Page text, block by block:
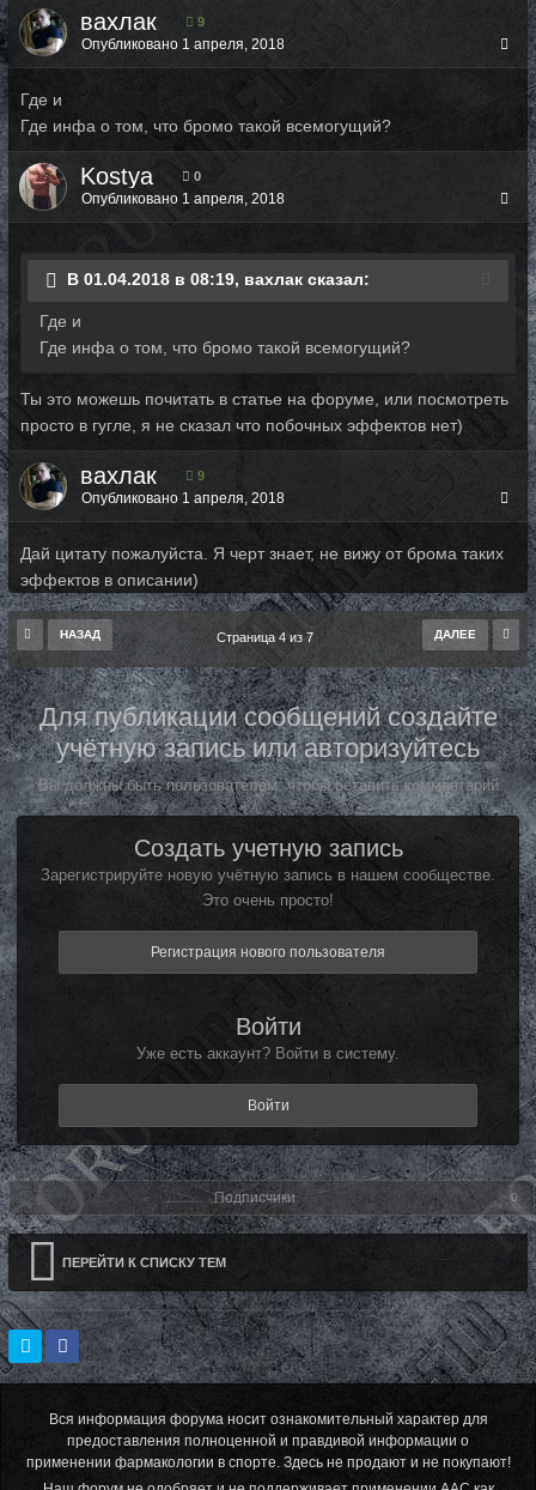
вахлак 9
Опубликовано 1 апреля, 2018
Где и
Где инфа о том, что бромо такой всемогущий?
Kostya 0
Опубликовано 1 апреля, 2018
В 01.04.2018 в 08:19, вахлак сказал:
Где и
Где инфа о том, что бромо такой всемогущий?
Ты это можешь почитать в статье на форуме, или посмотреть
просто в гугле, я не сказал что побочных эффектов нет)
вахлак 9
Опубликовано 1 апреля, 2018
Дай цитату пожалуйста. Я черт знает, не вижу от брома таких
эффектов в описании)
НАЗАД ДАЛЕЕ
Страница 4 из 7
Для публикации сообщений создайте
учётную запись или авторизуйтесь
Вы должны быть пользователем, чтобы оставить комментарий
Создать учетную запись
Зарегистрируйте новую учётную запись в нашем сообществе.
Это очень просто!
Регистрация нового пользователя
Войти
Уже есть аккаунт? Войти в систему.
Войти
Подписчики 0
ПЕРЕЙТИ К СПИСКУ ТЕМ
Вся информация форума носит ознакомительный характер для
предоставления полноценной и правдивой информации о
применении фармакологии в спорте. Здесь не продают и не покупают!